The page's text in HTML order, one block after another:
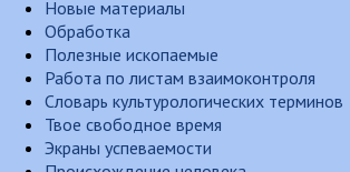
Новые материалы
Обработка
Полезные ископаемые
Работа по листам взаимоконтроля
Словарь культурологических терминов
Твое свободное время
Экраны успеваемости